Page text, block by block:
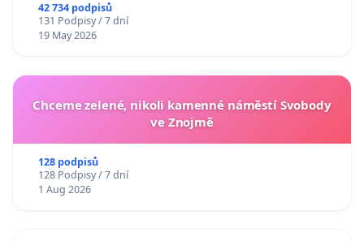
42 734 podpisů
131 Podpisy / 7 dní
19 May 2026
Chceme zelené, nikoli kamenné náměstí Svobody
ve Znojmě
128 podpisů
128 Podpisy / 7 dní
1 Aug 2026